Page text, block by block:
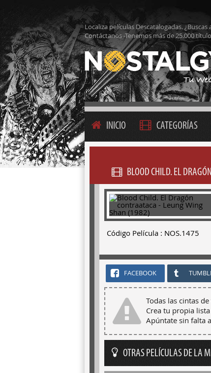
Localiza películas Descatalogadas.
Contáctanos -Tenemos más de 25.000
INICIO CATEGORÍAS
BLOOD CHILD. EL
Código Película : NOS.1475
FACEBOOK
Todas las cintas
Crea tu propia
Apúntate sin falta
OTRAS PELÍCULAS DE LA